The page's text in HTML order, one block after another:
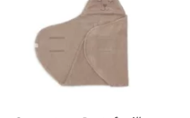
DÉTAILS